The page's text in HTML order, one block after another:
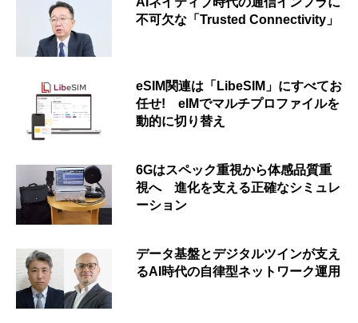
不可欠な「Trusted Connectivity」
eSIM関連は「LibeSIM」にすべてお
任せ! eIMでマルチプロファイルを
動的に切り替え
6Gはスペック重視から体感品質重
視へ 進化を支える正確なシミュレ
ーション
データ基盤とデジタルツインが支え
るAI時代の自律型ネットワーク運用